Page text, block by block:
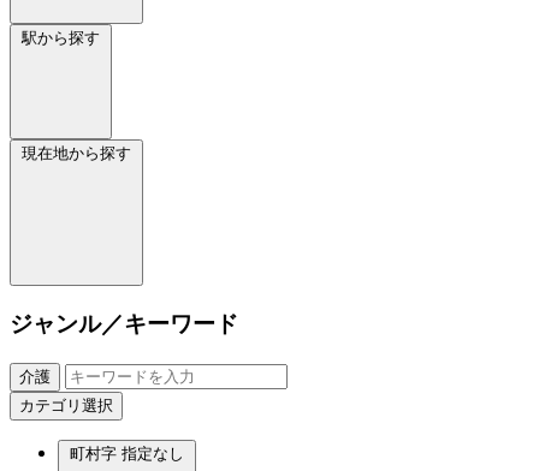
駅から探す
現在地から探す
ジャンル／キーワード
介護
カテゴリ選択
町村字 指定なし